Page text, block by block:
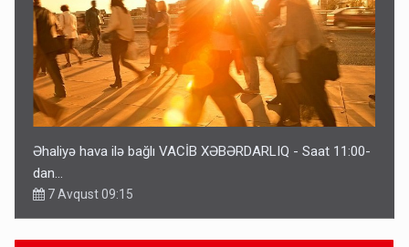
Əhaliyə hava ilə bağlı VACİB XƏBƏRDARLIQ - Saat 11:00-
dan…
7 Avqust 09:15